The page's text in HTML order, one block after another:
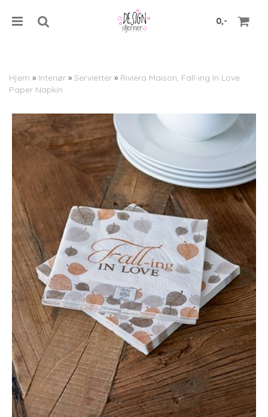
0,-
Hjem » Interiør » Servietter » Riviera Maison, Fall-ing In Love
Paper Napkin
Trykk ENTER for å søke